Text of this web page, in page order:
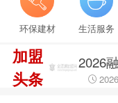
环保建材 生活服务
加盟
头条